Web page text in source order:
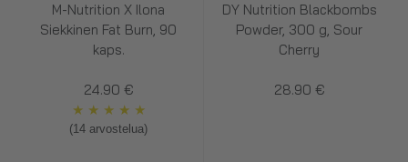
M-Nutrition X Ilona
Siekkinen Fat Burn, 90
kaps.
24.90 €
★ ★ ★ ★ ★
(14 arvostelua)
DY Nutrition Blackbombs
Powder, 300 g, Sour
Cherry
28.90 €